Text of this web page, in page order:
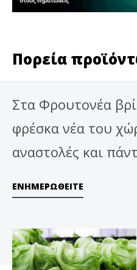
Πορεία
Στα Φρουτονέα
φρέσκα νέα του
αναστολές και
ΕΝΗΜΕΡΩΘΕΊΤΕ